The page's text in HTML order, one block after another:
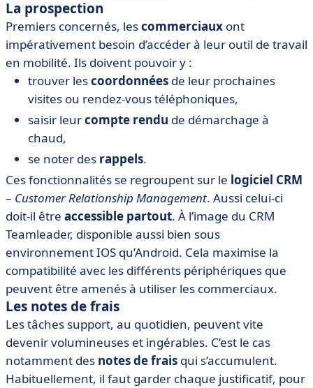
La prospection
Premiers concernés, lescommerciaux ont
impérativement besoin d’accéder à leur outil de travail
en mobilité. Ils doivent pouvoir y :
trouver lescoordonnées de leur prochaines
visites ou rendez-vous téléphoniques,
saisir leurcompte rendu de démarchage à
chaud,
se noter des rappels.
Ces fonctionnalités se regroupent sur le logiciel CRM
– Customer Relationship Management. Aussi celui-ci
doit-il être accessible partout. À l’image du CRM
Teamleader, disponible aussi bien sous
environnement IOS qu’Android. Cela maximise la
compatibilité avec les différents périphériques que
peuvent être amenés à utiliser les commerciaux.
Les notes de frais
Les tâches support, au quotidien, peuvent vite
devenir volumineuses et ingérables. C’est le cas
notamment des notes de frais qui s’accumulent.
Habituellement, il faut garder chaque justificatif, pour